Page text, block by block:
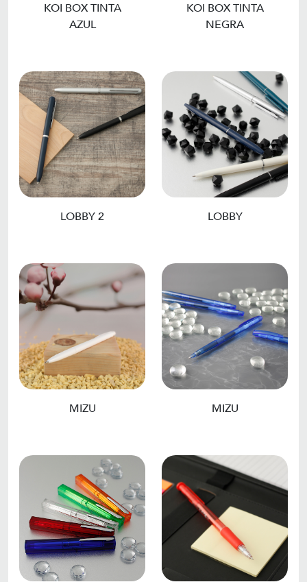
KOI BOX TINTA
AZUL
KOI BOX TINTA
NEGRA
LOBBY 2 LOBBY
MIZU MIZU